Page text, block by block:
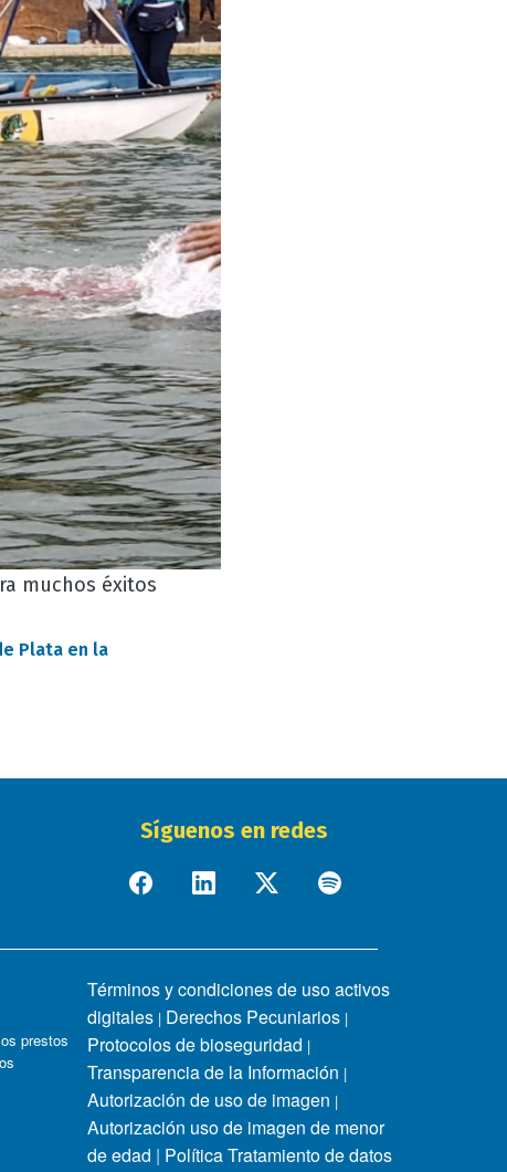
muchos éxitos
Plata en la
Síguenos en redes
prestos
Términos y condiciones de uso activos
digitales | Derechos Pecuniarios |
Protocolos de bioseguridad |
Transparencia de la Información |
Autorización de uso de imagen |
Autorización uso de imagen de menor
de edad | Política Tratamiento de datos